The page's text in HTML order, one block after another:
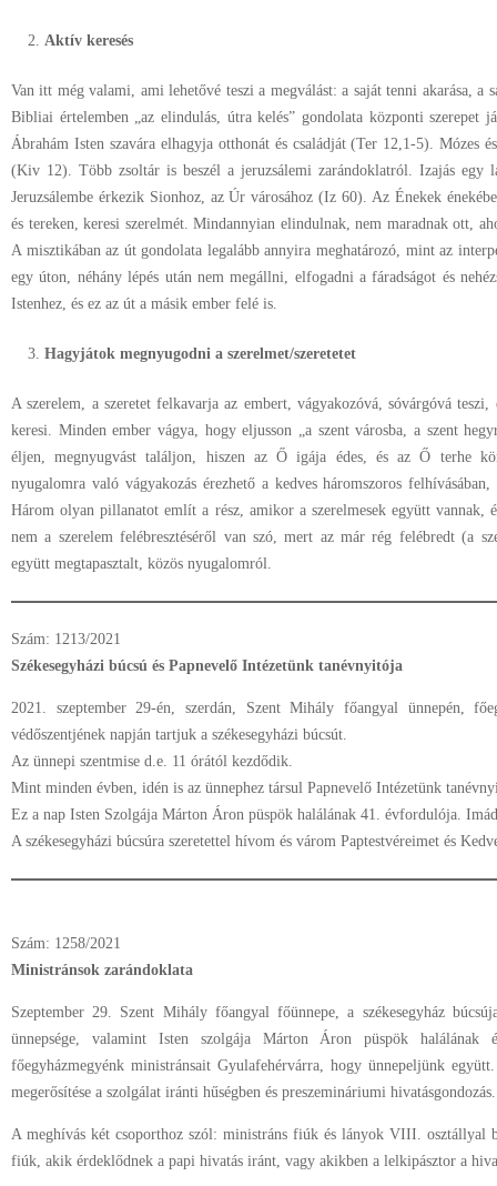
Aktív keresés
Van itt még valami, ami lehetővé teszi a megválást: a saját tenni akarása, a
Bibliai értelemben „az elindulás, útra kelés” gondolata központi szerepet
Ábrahám Isten szavára elhagyja otthonát és családját (Ter 12,1-5). Mózes
(Kiv 12). Több zsoltár is beszél a jeruzsálemi zarándoklatról. Izajás egy
Jeruzsálembe érkezik Sionhoz, az Úr városához (Iz 60). Az Énekek
és tereken, keresi szerelmét. Mindannyian elindulnak, nem maradnak ott,
A misztikában az út gondolata legalább annyira meghatározó, mint az
egy úton, néhány lépés után nem megállni, elfogadni a fáradságot és
Istenhez, és ez az út a másik ember felé is.
Hagyjátok megnyugodni a szerelmet/szeretetet
A szerelem, a szeretet felkavarja az embert, vágyakozóvá, sóvárgóvá
keresi. Minden ember vágya, hogy eljusson „a szent városba, a szent
éljen, megnyugvást találjon, hiszen az Ő igája édes, és az Ő terhe
nyugalomra való vágyakozás érezhető a kedves háromszoros
Három olyan pillanatot említ a rész, amikor a szerelmesek együtt vannak,
nem a szerelem felébresztéséről van szó, mert az már rég felébredt (a
együtt megtapasztalt, közös nyugalomról.
Szám: 1213/2021
Székesegyházi búcsú és Papnevelő Intézetünk tanévnyitója
2021. szeptember 29-én, szerdán, Szent Mihály főangyal ünnepén,
védőszentjének napján tartjuk a székesegyházi búcsút.
Az ünnepi szentmise d.e. 11 órától kezdődik.
Mint minden évben, idén is az ünnephez társul Papnevelő Intézetünk
Ez a nap Isten Szolgája Márton Áron püspök halálának 41. évfordulója.
A székesegyházi búcsúra szeretettel hívom és várom Paptestvéreimet és
Szám: 1258/2021
Ministránsok zarándoklata
Szeptember 29. Szent Mihály főangyal főünnepe, a székesegyház
ünnepsége, valamint Isten szolgája Márton Áron püspök halálának
főegyházmegyénk ministránsait Gyulafehérvárra, hogy ünnepeljünk
megerősítése a szolgálat iránti hűségben és preszemináriumi hivatásgondozás.
A meghívás két csoporthoz szól: ministráns fiúk és lányok VIII. osztállyal
fiúk, akik érdeklődnek a papi hivatás iránt, vagy akikben a lelkipásztor a